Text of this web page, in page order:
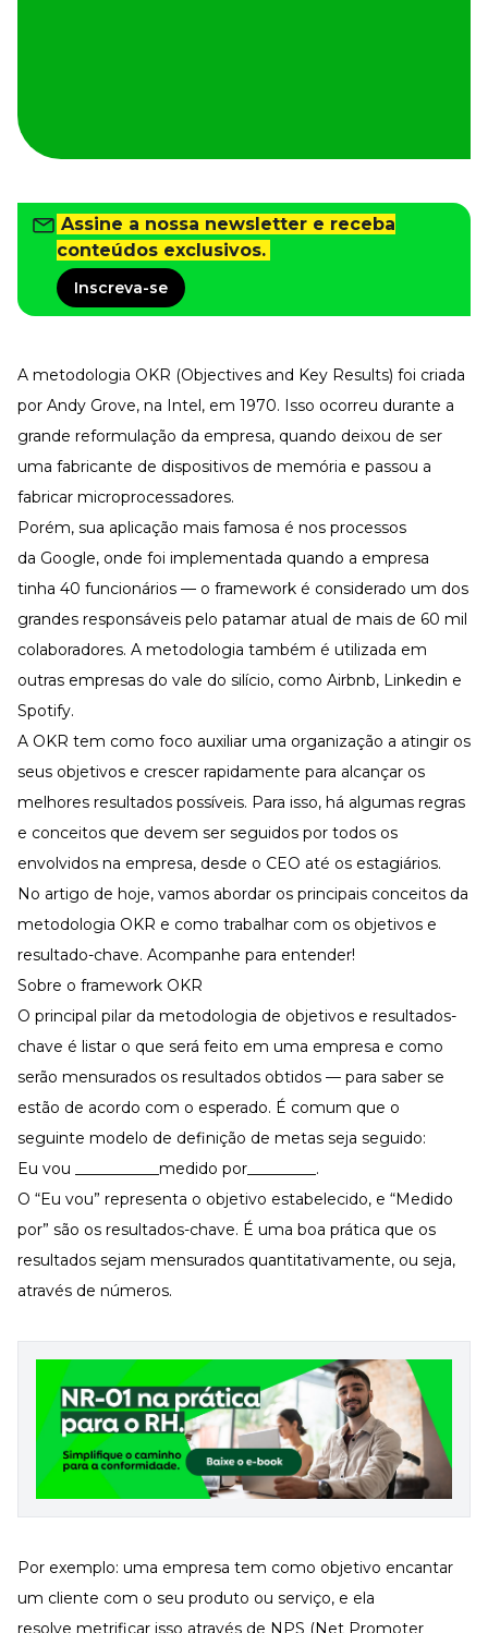
Todos os Cursos
Explore o nosso acervo
Departamento Pessoal
Para simplificar os processos
Gestão de Empresas e Negócios
Gestão de Pessoas e Liderança
Capacitação com especialistas
Recursos Humanos
Fortaleça a cultura organizacional
Treinamento de Produto
Desenvolva a sua equipe
Materiais Gratuitos
Todos os Materiais Gratuitos
E-book
Aprofunde seu conhecimento
Para agilizar o seu trabalho
Infográfico
Conteúdo prático e rápido
Kits
Materiais centralizados
Lives
Newsletters
Assine a nossa newsletter e receba
conteúdos exclusivos.
Inscreva-se
A metodologia OKR (Objectives and Key Results) foi criada
por Andy Grove, na Intel, em 1970. Isso ocorreu durante a
grande reformulação da empresa, quando deixou de ser
uma fabricante de dispositivos de memória e passou a
fabricar microprocessadores.
Porém, sua aplicação mais famosa é nos processos
da Google, onde foi implementada quando a empresa
tinha 40 funcionários — o framework é considerado um dos
grandes responsáveis pelo patamar atual de mais de 60 mil
colaboradores. A metodologia também é utilizada em
outras empresas do vale do silício, como Airbnb, Linkedin e
Spotify.
A OKR tem como foco auxiliar uma organização a atingir os
seus objetivos e crescer rapidamente para alcançar os
melhores resultados possíveis. Para isso, há algumas regras
e conceitos que devem ser seguidos por todos os
envolvidos na empresa, desde o CEO até os estagiários.
No artigo de hoje, vamos abordar os principais conceitos da
metodologia OKR e como trabalhar com os objetivos e
resultado-chave. Acompanhe para entender!
Sobre o framework OKR
O principal pilar da metodologia de objetivos e resultados-
chave é listar o que será feito em uma empresa e como
serão mensurados os resultados obtidos — para saber se
estão de acordo com o esperado. É comum que o
seguinte modelo de definição de metas seja seguido:
Eu vou ___________medido por_________.
O “Eu vou” representa o objetivo estabelecido, e “Medido
por” são os resultados-chave. É uma boa prática que os
resultados sejam mensurados quantitativamente, ou seja,
através de números.
Por exemplo: uma empresa tem como objetivo encantar
um cliente com o seu produto ou serviço, e ela
resolve metrificar isso através de NPS (Net Promoter